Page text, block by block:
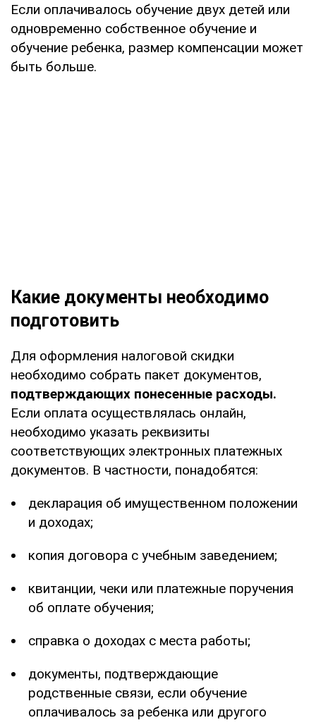
Если оплачивалось обучение двух детей или
одновременно собственное обучение и
обучение ребенка, размер компенсации может
быть больше.
Какие документы необходимо
подготовить
Для оформления налоговой скидки
необходимо собрать пакет документов,
подтверждающих понесенные расходы.
Если оплата осуществлялась онлайн,
необходимо указать реквизиты
соответствующих электронных платежных
документов. В частности, понадобятся:
декларация об имущественном положении
и доходах;
копия договора с учебным заведением;
квитанции, чеки или платежные поручения
об оплате обучения;
справка о доходах с места работы;
документы, подтверждающие
родственные связи, если обучение
оплачивалось за ребенка или другого